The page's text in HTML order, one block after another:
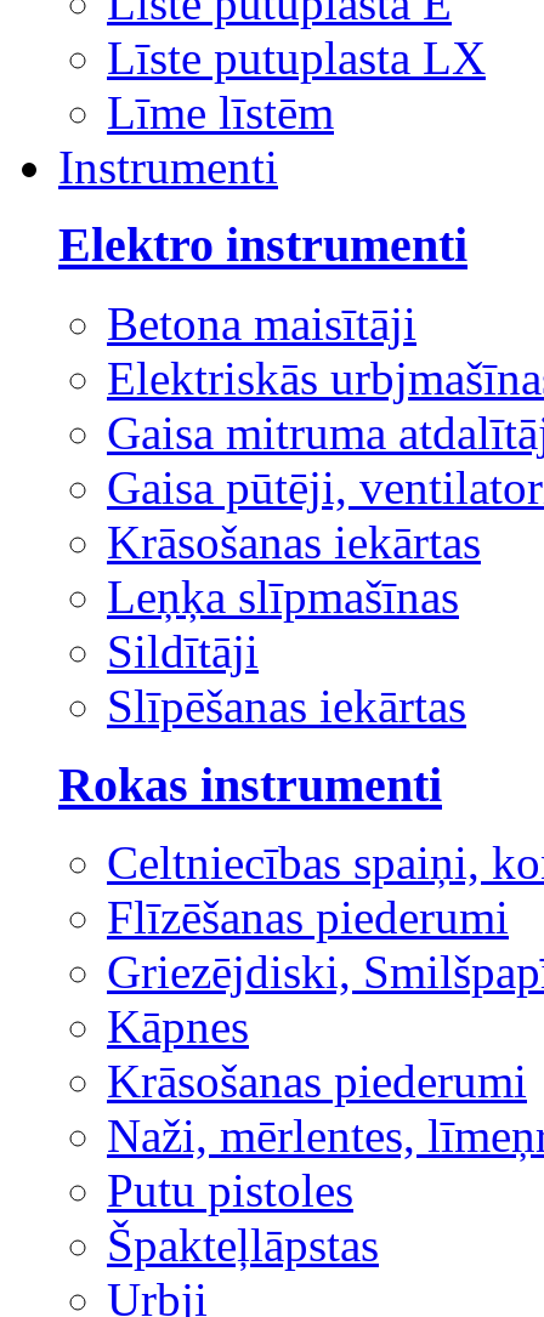
Līste putuplasta LX
Līme līstēm
Instrumenti
Elektro instrumenti
Betona maisītāji
Elektriskās
Gaisa mitruma
Gaisa pūtēji,
Krāsošanas iekārtas
Leņķa slīpmašīnas
Sildītāji
Slīpēšanas iekārtas
Rokas instrumenti
Celtniecības spaiņi,
Flīzēšanas piederumi
Griezējdiski,
Kāpnes
Krāsošanas piederumi
Naži, mērlentes,
Putu pistoles
Špakteļlāpstas
Urbji